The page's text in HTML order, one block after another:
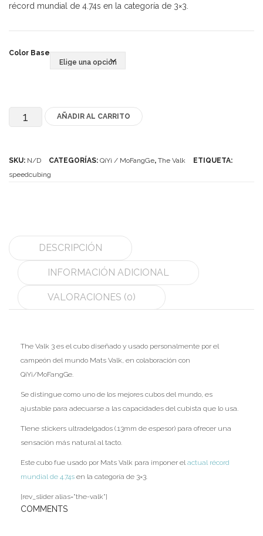
MoFangJiaoShi
MoYu
QiYi/MoFangGe
YanCheng
YuXin
Speedcubing
Ofertas
Stickers
récord mundial de 4.74s en la categoría de 3×3.
Color Base
cantidad
AÑADIR AL CARRITO
SKU: N/D CATEGORÍAS: QiYi / MoFangGe, The Valk
ETIQUETA:
speedcubing
DESCRIPCIÓN
INFORMACIÓN ADICIONAL
VALORACIONES (0)
The Valk 3 es el cubo diseñado y usado personalmente por el
campeón del mundo Mats Valk, en colaboración con
QiYi/MoFangGe.
Se distingue como uno de los mejores cubos del mundo, es
ajustable para adecuarse a las capacidades del cubista que lo usa.
TIene stickers ultradelgados (.13mm de espesor) para ofrecer una
sensación más natural al tacto.
Este cubo fue usado por Mats Valk para imponer elactual récord
mundial de 4.74s en la categoría de 3×3.
[rev_slider alias=”the-valk”]
COMMENTS